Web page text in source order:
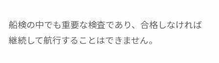
船検の中でも重要な検査であり、合格しなければ
継続して航行することはできません。